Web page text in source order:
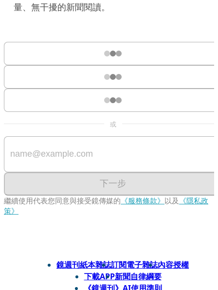
量、無干擾的新聞閱讀。
或
下一步
繼續使用代表您同意與接受鏡傳媒的 《服務條款》 以及 《隱私政
策》
鏡週刊紙本雜誌訂閱電子雜誌內容授權
下載APP新聞自律綱要